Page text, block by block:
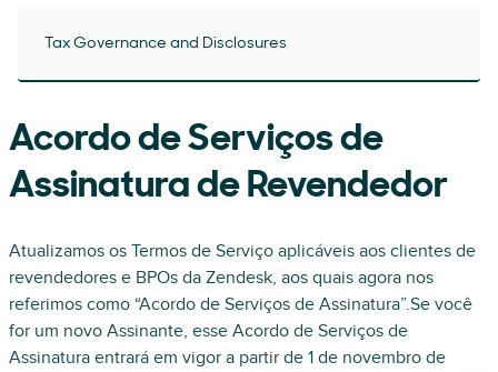
Tax Governance and Disclosures
Acordo de Serviços de
Assinatura de Revendedor
Atualizamos os Termos de Serviço aplicáveis aos clientes de
revendedores e BPOs da Zendesk, aos quais agora nos
referimos como “Acordo de Serviços de Assinatura”.Se você
for um novo Assinante, esse Acordo de Serviços de
Assinatura entrará em vigor a partir de 1 de novembro de